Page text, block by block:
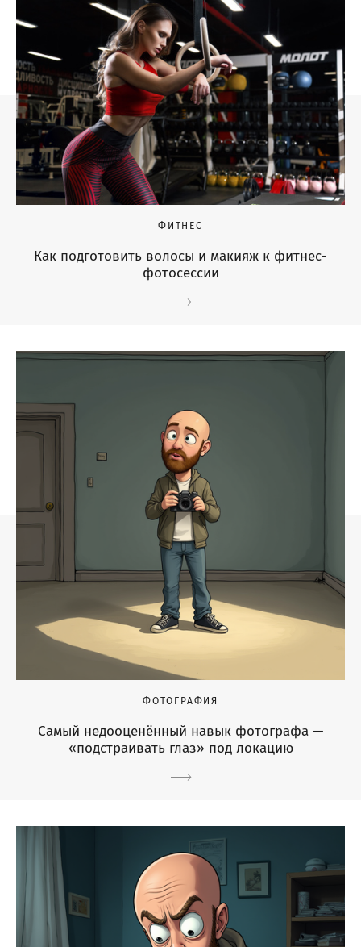
ФИТНЕС
Как подготовить волосы и макияж к фитнес-
фотосессии
ФОТОГРАФИЯ
Самый недооценённый навык фотографа —
«подстраивать глаз» под локацию